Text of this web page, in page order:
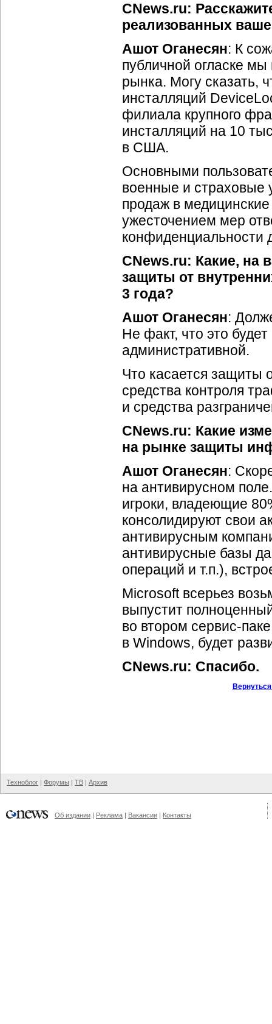
CNews.ru:
реализованных
Ашот Оганесян: К
публичной огласке
рынка. Могу сказать,
инсталляций
филиала крупного
инсталляций на 10
в США.
Основными
военные и страховые
продаж в
ужесточением мер
CNews.ru: Какие, на
защиты от
3 года?
Ашот Оганесян:
Не факт, что это
административной.
Что касается защиты
средства контроля
и средства
CNews.ru: Какие
на рынке защиты
Ашот Оганесян:
на антивирусном
игроки, владеющие
консолидируют свои
антивирусным
антивирусные базы
операций и т.п.),
Microsoft всерьез
выпустит
во втором сервис-паке
в Windows, будет
CNews.ru: Спасибо.
Техноблог | Форумы | ТВ | Архив
Об издании | Реклама | Вакансии | Контакты